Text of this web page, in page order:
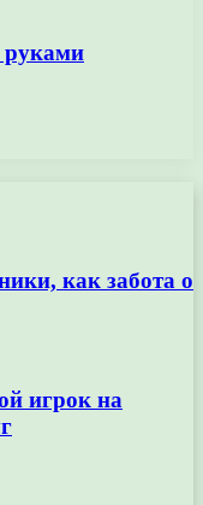
как забота о
игрок на